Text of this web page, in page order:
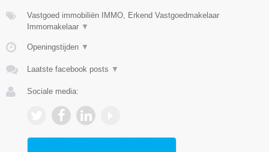
Vastgoed immobiliën IMMO, Erkend Vastgoedmakelaar
Immomakelaar ▼
Openingstijden ▼
Laatste facebook posts ▼
Sociale media: